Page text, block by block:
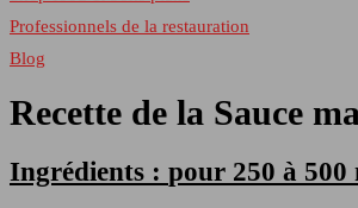
Professionnels de la restauration
Blog
Recette de la Sauce
Ingrédients : pour 250 à 500